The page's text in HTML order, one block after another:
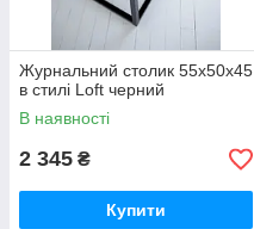
Журнальний столик 55х50х45
в стилі Loft черний
В наявності
2 345 ₴
Купити